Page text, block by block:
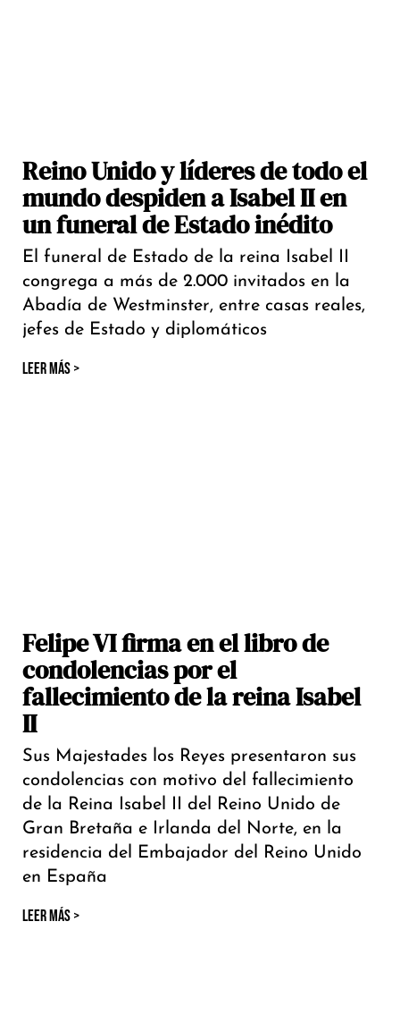
Reino Unido y líderes de todo el
mundo despiden a Isabel II en
un funeral de Estado inédito
El funeral de Estado de la reina Isabel II
congrega a más de 2.000 invitados en la
Abadía de Westminster, entre casas reales,
jefes de Estado y diplomáticos
LEER MÁS >
Felipe VI firma en el libro de
condolencias por el
fallecimiento de la reina Isabel
II
​Sus Majestades los Reyes presentaron sus
condolencias con motivo del fallecimiento
de la Reina Isabel II del Reino Unido de
Gran Bretaña e Irlanda del Norte, en la
residencia del Embajador del Reino Unido
en España
LEER MÁS >